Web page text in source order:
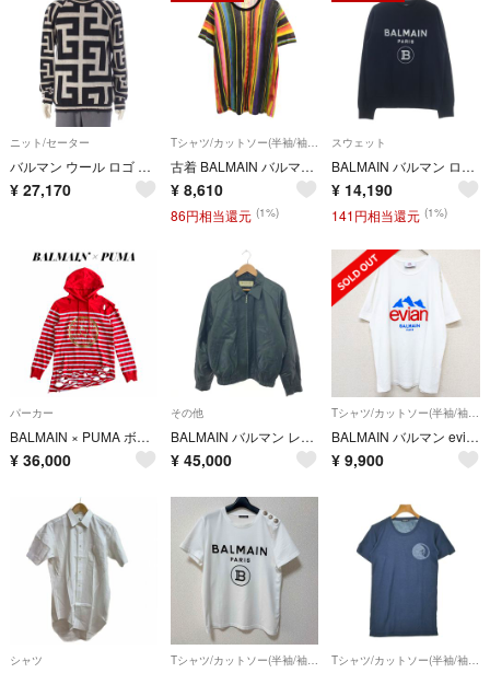
ニット/セーター
バルマン ウール ロゴ 長袖 トップス ダメージ加工 ニット KE030KC45 ブラック グレージュ S【中古】
¥ 27,170
Tシャツ/カットソー(半袖/袖なし)
古着 BALMAIN バルマン ポルトガル製 ストライプ柄 半袖 Tシャツ XS マルチ メンズ
¥ 8,610
86円相当還元 (1%)
スウェット
BALMAIN バルマン ロゴ クルーネックスウェットトレーナー ブラック 32791245
¥ 14,190
141円相当還元 (1%)
パーカー
BALMAIN × PUMA ボーダー クラッシュ フーディー レッド 定価5万
¥ 36,000
その他
BALMAIN バルマン レザージャケット サイズ:L 羊革/ヴィンテージ ML19113-3A ブラック メンズ / 241021000226
¥ 45,000
Tシャツ/カットソー(半袖/袖なし)
BALMAIN バルマン evian エヴィアン Tシャツ カットソー ロゴ コラボ コットン 白 ポルトガル製 メンズ S b02046
¥ 9,900
シャツ Tシャツ/カットソー(半袖/袖なし) Tシャツ/カットソー(半袖/袖なし)